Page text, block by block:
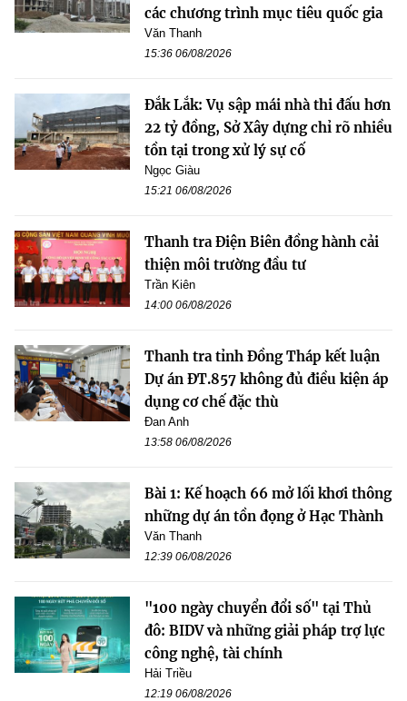
các chương trình mục tiêu quốc gia
Văn Thanh
15:36 06/08/2026
Đắk Lắk: Vụ sập mái nhà thi đấu hơn
22 tỷ đồng, Sở Xây dựng chỉ rõ nhiều
tồn tại trong xử lý sự cố
Ngọc Giàu
15:21 06/08/2026
Thanh tra Điện Biên đồng hành cải
thiện môi trường đầu tư
Trần Kiên
14:00 06/08/2026
Thanh tra tỉnh Đồng Tháp kết luận
Dự án ĐT.857 không đủ điều kiện áp
dụng cơ chế đặc thù
Đan Anh
13:58 06/08/2026
Bài 1: Kế hoạch 66 mở lối khơi thông
những dự án tồn đọng ở Hạc Thành
Văn Thanh
12:39 06/08/2026
"100 ngày chuyển đổi số" tại Thủ
đô: BIDV và những giải pháp trợ lực
công nghệ, tài chính
Hải Triều
12:19 06/08/2026